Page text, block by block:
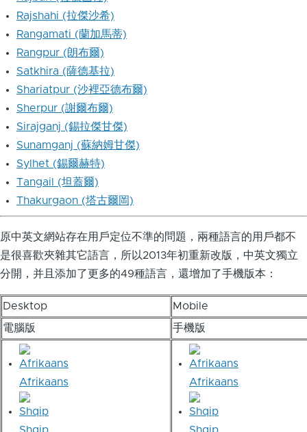
Rajshahi (拉傑沙希)
Rangamati (蘭加馬蒂)
Rangpur (朗布爾)
Satkhira (薩德基拉)
Shariatpur (沙裡亞德布爾)
Sherpur (謝爾布爾)
Sirajganj (錫拉傑甘傑)
Sunamganj (蘇納姆甘傑)
Sylhet (錫爾赫特)
Tangail (坦蓋爾)
Thakurgaon (塔古爾岡)
原中英文網站存在用戶定位不準的問題，兩種語言的用戶都不
是很喜歡夾雜其它語言，所以2013年初重新改版，中英文獨立
分開，并且添加了更多的49種語言，還增加了手機版本：
Desktop
Mobile
電腦版
手機版
Afrikaans Afrikaans